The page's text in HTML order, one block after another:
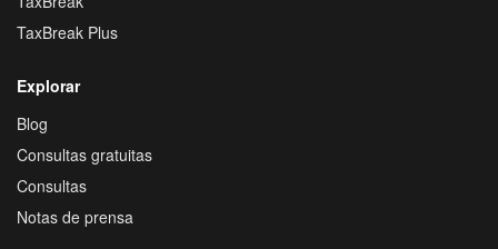
TaxBreak Plus
Explorar
Blog
Consultas gratuitas
Consultas
Notas de prensa